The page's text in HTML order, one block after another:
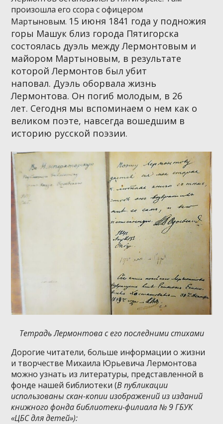
произошла его ссора с офицером
Мартыновым. 15 июня 1841 года у подножия
горы Машук близ города Пятигорска
состоялась дуэль между Лермонтовым и
майором Мартыновым, в результате
которой Лермонтов был убит
наповал. Дуэль оборвала жизнь
Лермонтова. Он погиб молодым, в 26
лет. Сегодня мы вспоминаем о нем как о
великом поэте, навсегда вошедшим в
историю русской поэзии.
Тетрадь Лермонтова с его последними стихами
Дорогие читатели, больше информации о жизни
и творчестве Михаила Юрьевича Лермонтова
можно узнать из литературы, представленной в
фонде нашей библиотеки (В публикации
использованы скан-копии изображений из изданий
книжного фонда библиотеки-филиала № 9 ГБУК
«ЦБС для детей»):